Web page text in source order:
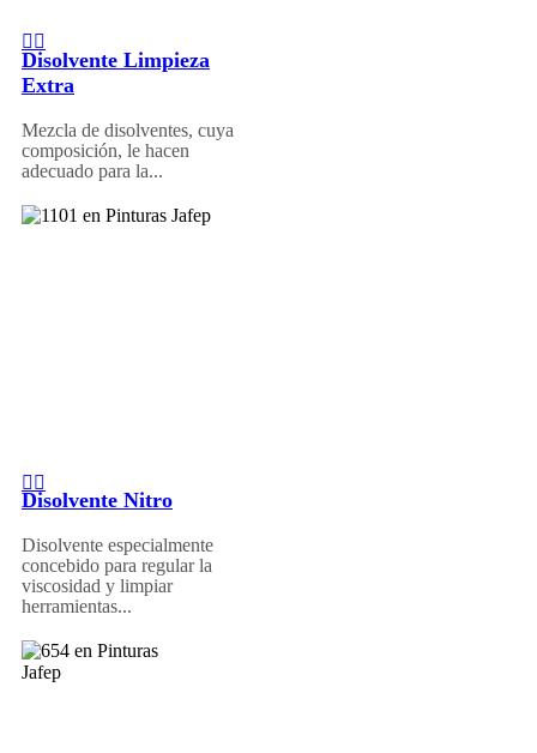
Disolvente Limpieza
Extra
Mezcla de disolventes, cuya
composición, le hacen
adecuado para la...
Disolvente Nitro
Disolvente especialmente
concebido para regular la
viscosidad y limpiar
herramientas...